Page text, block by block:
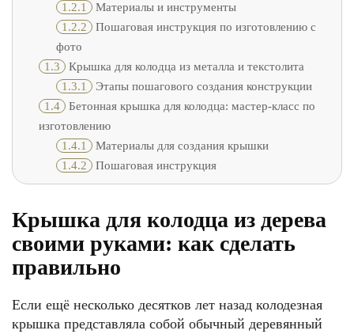
1.2.1
Материалы и инструменты
1.2.2
Пошаговая инструкция по изготовлению с
фото
1.3 Крышка для колодца из металла и текстолита
1.3.1
Этапы пошагового создания конструкции
1.4 Бетонная крышка для колодца: мастер-класс по
изготовлению
1.4.1
Материалы для создания крышки
1.4.2
Пошаговая инструкция
Крышка для колодца из дерева
своими руками: как сделать
правильно
Если ещё несколько десятков лет назад колодезная
крышка представляла собой обычный деревянный